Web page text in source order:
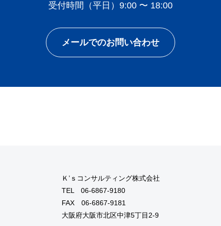
受付時間（平日）9:00 〜 18:00
メールでのお問い合わせ
Ｋ’ｓコンサルティング株式会社
TEL 06-6867-9180
FAX 06-6867-9181
大阪府大阪市北区中津5丁目2-9